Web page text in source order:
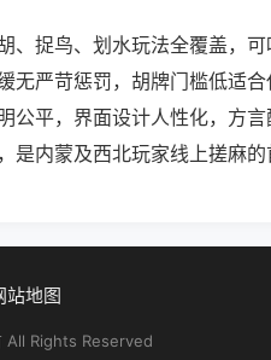
、捉鸟、划水玩法全覆盖，
无严苛惩罚，胡牌门槛低适
平，界面设计人性化，方言
内蒙及西北玩家线上搓麻的
站地图
All Rights Reserved